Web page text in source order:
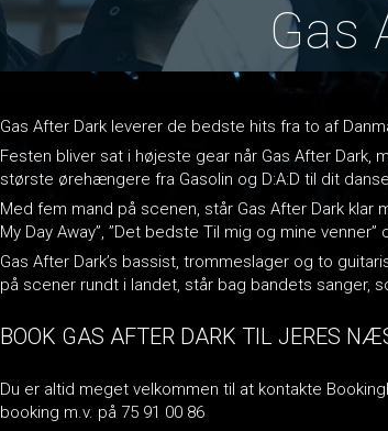
Gas
Gas After Dark leverer de bedste hits fra to af
Festen bliver sat i højeste gear når Gas After
største ørehængere fra Gasolin og D:A:D til dit
Med fem mand på scenen, står Gas After Dark klar
My Day Away”, ”Det bedste Til mig og mine
Gas After Dark’s bassist, trommeslager og to
på scener rundt i landet, står bag bandets sanger,
BOOK GAS AFTER DARK TIL JERES
Du er altid meget velkommen til at kontakte
booking m.v. på 75 91 00 86